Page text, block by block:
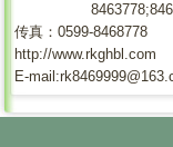
传真：0599-8468778
http://www.rkghbl.com
E-